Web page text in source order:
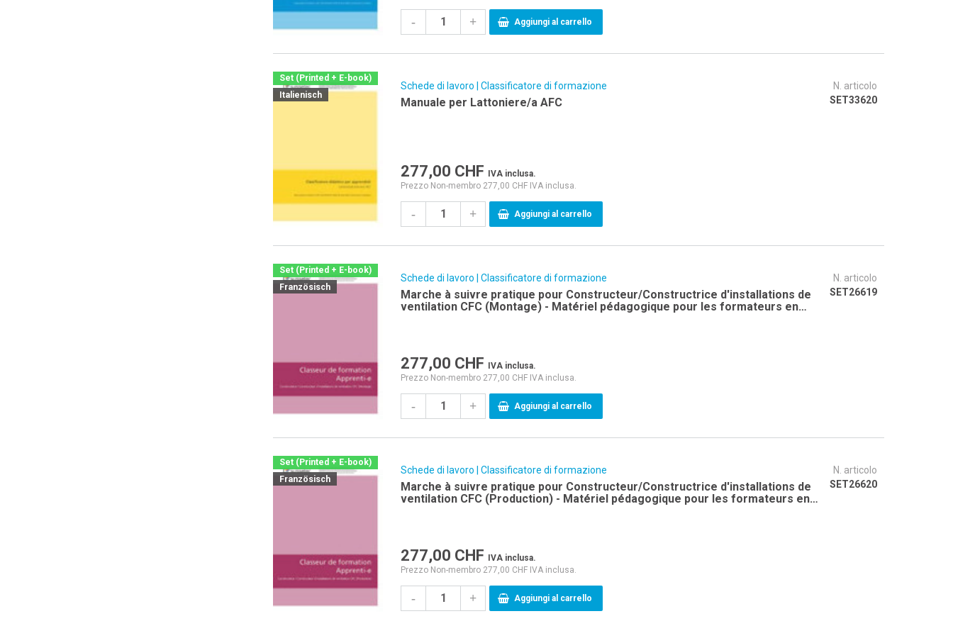
- + Aggiungi al carrello
N. articolo
SET33620
Set (Printed + E-book)
Italienisch
Schede di lavoro | Classificatore di formazione
Manuale per Lattoniere/a AFC
277,00 CHF
IVA inclusa.
Prezzo Non-membro 277,00 CHF IVA inclusa.
- + Aggiungi al carrello
N. articolo
SET26619
Set (Printed + E-book)
Französisch
Schede di lavoro | Classificatore di formazione
Marche à suivre pratique pour Constructeur/Constructrice d'installations de
ventilation CFC (Montage) - Matériel pédagogique pour les formateurs en
277,00 CHF
IVA inclusa.
Prezzo Non-membro 277,00 CHF IVA inclusa.
- + Aggiungi al carrello
N. articolo
SET26620
Set (Printed + E-book)
Französisch
Schede di lavoro | Classificatore di formazione
Marche à suivre pratique pour Constructeur/Constructrice d'installations de
ventilation CFC (Production) - Matériel pédagogique pour les formateurs en
277,00 CHF
IVA inclusa.
Prezzo Non-membro 277,00 CHF IVA inclusa.
- + Aggiungi al carrello